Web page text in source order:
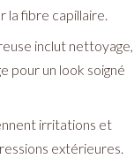
la fibre capillaire.
inclut nettoyage,
pour un look soigné
irritations et
extérieures.